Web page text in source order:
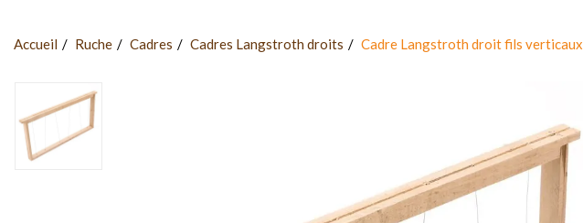
Accueil Ruche Cadres Cadres Langstroth droits Cadre Langstroth droit fils verticaux